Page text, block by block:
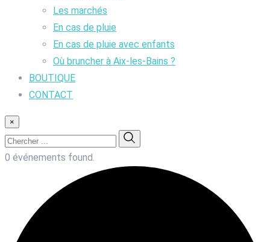
Les marchés
En cas de pluie
En cas de pluie avec enfants
Où bruncher à Aix-les-Bains ?
BOUTIQUE
CONTACT
×
0 événements found.